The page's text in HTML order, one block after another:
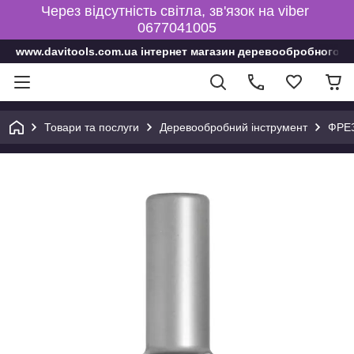
Через відсутність світла, зв'язок на viber
0677041005
www.davitools.com.ua інтернет магазин деревообробного
Товари та послуги Деревообробний інструмент